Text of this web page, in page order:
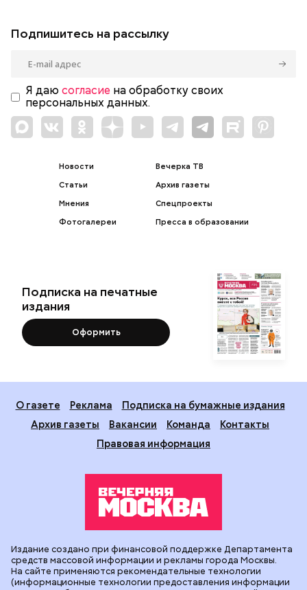
Подпишитесь на рассылку
Я даю согласие на обработку своих
персональных данных.
Новости
Статьи
Мнения
Фотогалереи
Вечерка ТВ
Архив газеты
Спецпроекты
Пресса в образовании
Подписка на печатные
издания
Оформить
О газете Реклама
Подписка на бумажные издания
Архив газеты
Вакансии Команда
Контакты
Правовая информация
Издание создано при финансовой поддержке Департамента
средств массовой информации и рекламы города Москвы.
На сайте применяются рекомендательные технологии
(информационные технологии предоставления информации